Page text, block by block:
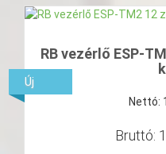
RB vezérlő ESP-
Nettó:
Bruttó:
Új